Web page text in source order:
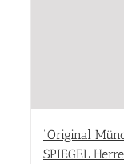
“Original
SPIEGEL